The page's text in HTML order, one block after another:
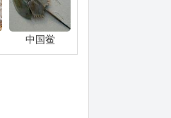
中国鲎